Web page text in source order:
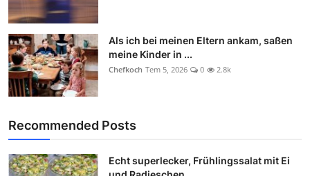
Als ich bei meinen Eltern ankam, saßen
meine Kinder in ...
Chefkoch Tem 5, 2026 0 2.8k
Recommended Posts
Echt superlecker, Frühlingssalat mit Ei